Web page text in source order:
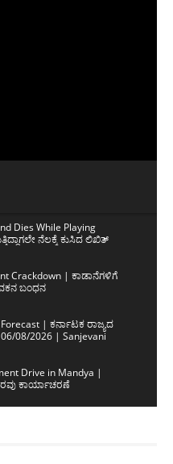
Dies While Playing
ನೆಲಕ್ಕೆ ಕುಸಿದ ಲಿಖಿತ್
Crackdown | ಕಾಡಾನೆಗಳಿಗೆ
ಬಂಧನ
| ಕರ್ನಾಟಕ ರಾಜ್ಯದ
08/2026 | Sanjevani
Drive in Mandya |
ಕಾರ್ಯಾಚರಣೆ